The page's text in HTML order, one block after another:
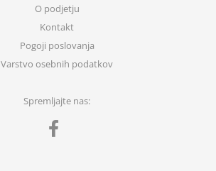
O podjetju
Kontakt
Pogoji poslovanja
Varstvo osebnih podatkov
Spremljajte nas: